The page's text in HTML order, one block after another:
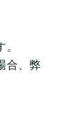
合、弊